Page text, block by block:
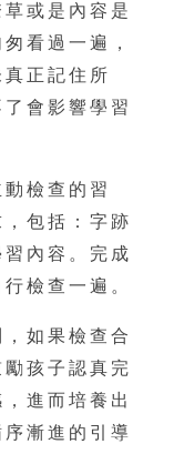
或是內容是
看過一遍，
正記住所
會影響學習
檢查的習
包括：字跡
內容。完成
檢查一遍。
如果檢查合
孩子認真完
進而培養出
漸進的引導